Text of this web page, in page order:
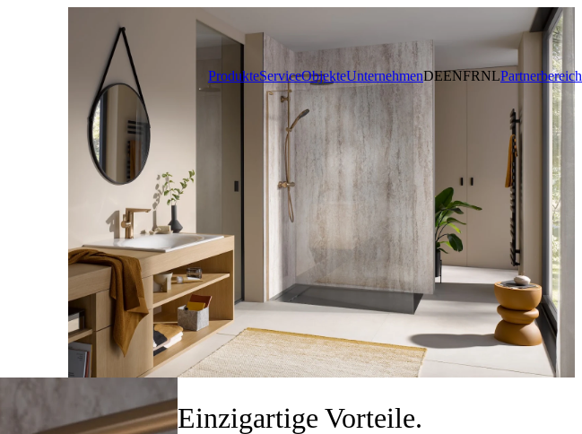
ProdukteServiceObjekteUnternehmenDEENFRNLPartnerbereich
Einzigartige Vorteile.